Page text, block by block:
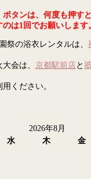
タンは、何度も押す
は1回でお願いします
祭の浴衣レンタルは、
会は、 京都駅前店 と
ください。
2026年8月
水 木 金